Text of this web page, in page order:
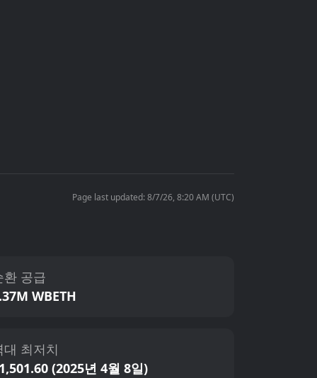
Page last updated: 8/7/26, 8:20 AM (UTC)
환 공급
WBETH
대 최저치
(2025년 4월 8일)